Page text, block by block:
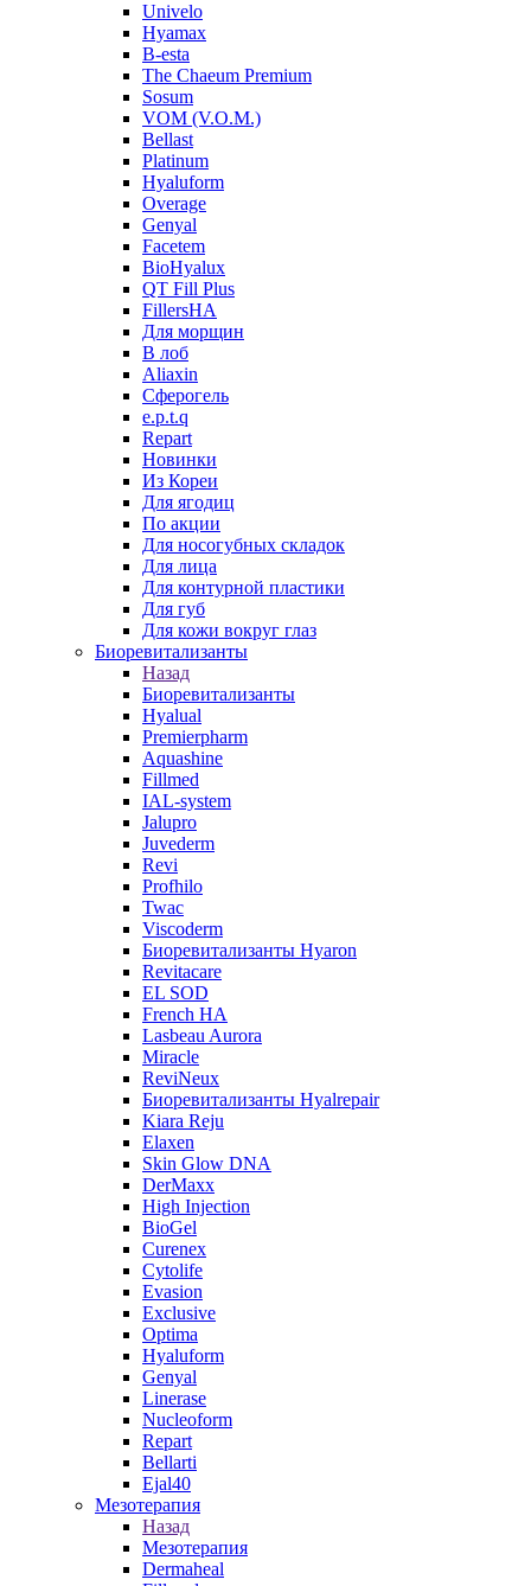
Univelo
Hyamax
B-esta
The Chaeum Premium
Sosum
VOM (V.O.M.)
Bellast
Platinum
Hyaluform
Overage
Genyal
Facetem
BioHyalux
QT Fill Plus
FillersHA
Для морщин
В лоб
Aliaxin
Сферогель
e.p.t.q
Repart
Новинки
Из Кореи
Для ягодиц
По акции
Для носогубных складок
Для лица
Для контурной пластики
Для губ
Для кожи вокруг глаз
Биоревитализанты
Назад
Биоревитализанты
Hyalual
Premierpharm
Aquashine
Fillmed
IAL-system
Jalupro
Juvederm
Revi
Profhilo
Twac
Viscoderm
Биоревитализанты Hyaron
Revitacare
EL SOD
French HA
Lasbeau Aurora
Miracle
ReviNeux
Биоревитализанты Hyalrepair
Kiara Reju
Elaxen
Skin Glow DNA
DerMaxx
High Injection
BioGel
Curenex
Cytolife
Evasion
Exclusive
Optima
Hyaluform
Genyal
Linerase
Nucleoform
Repart
Bellarti
Ejal40
Мезотерапия
Назад
Мезотерапия
Dermaheal